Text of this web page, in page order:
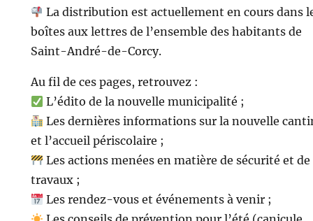
La distribution est actuellement en cours dans
boîtes aux lettres de l’ensemble des habitants de
Saint-André-de-Corcy.
Au fil de ces pages, retrouvez :
L’édito de la nouvelle municipalité ;
Les dernières informations sur la nouvelle
et l’accueil périscolaire ;
Les actions menées en matière de sécurité et de
travaux ;
Les rendez-vous et événements à venir ;